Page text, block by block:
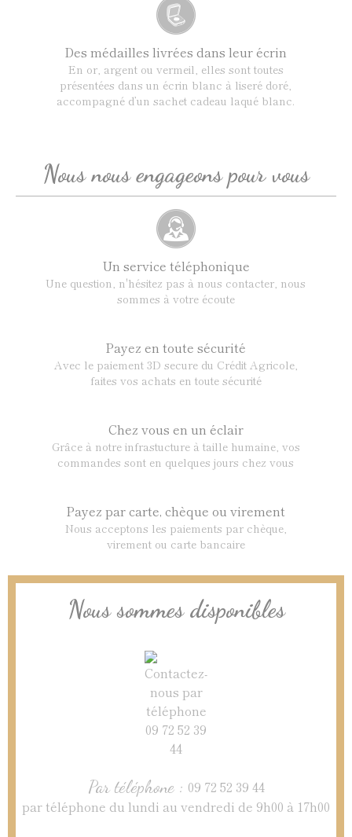
Des médailles livrées dans leur écrin
En or, argent ou vermeil, elles sont toutes
présentées dans un écrin blanc à liseré doré,
accompagné d’un sachet cadeau laqué blanc.
Nous nous engageons pour vous
Un service téléphonique
Une question, n'hésitez pas à nous contacter, nous
sommes à votre écoute
Payez en toute sécurité
Avec le paiement 3D secure du Crédit Agricole,
faites vos achats en toute sécurité
Chez vous en un éclair
Grâce à notre infrastucture à taille humaine, vos
commandes sont en quelques jours chez vous
Payez par carte, chèque ou virement
Nous acceptons les paiements par chèque,
virement ou carte bancaire
Nous sommes disponibles
Par téléphone : 09 72 52 39 44
par téléphone du lundi au vendredi de 9h00 à 17h00